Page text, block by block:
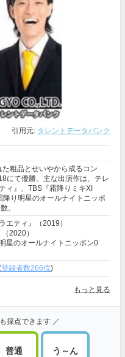
引用元: タレントデータバンク
粗品とせいやから成るコン
にて優勝。主な出演作は、テレ
ィ』、TBS『霜降りミキXI
降り明星のオールナイトニッポ
。
エティ』（2019）
2020）
星のオールナイトニッポン0
登録者数266位)
もっと見る
採点できます ／
普通 う～ん